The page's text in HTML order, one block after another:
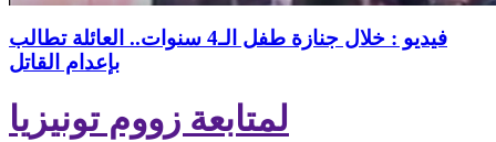
فيديو : خلال جنازة طفل الـ4 سنوات.. العائلة تطالب
بإعدام القاتل
لمتابعة زووم تونيزيا